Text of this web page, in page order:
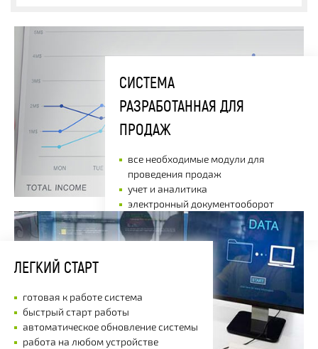
СИСТЕМА
РАЗРАБОТАННАЯ ДЛЯ
ПРОДАЖ
все необходимые модули для
проведения продаж
учет и аналитика
электронный документооборот
работа на любом устройстве
ЛЕГКИЙ СТАРТ
готовая к работе система
быстрый старт работы
автоматическое обновление системы
работа на любом устройстве